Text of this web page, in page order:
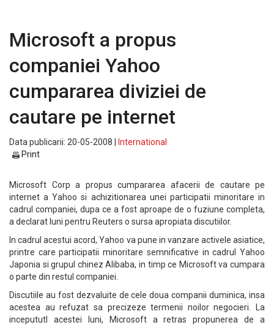
Microsoft a propus
companiei Yahoo
cumpararea diviziei de
cautare pe internet
Data publicarii: 20-05-2008 |
International
Print
Microsoft Corp a propus cumpararea afacerii de cautare pe
internet a Yahoo si achizitionarea unei participatii minoritare in
cadrul companiei, dupa ce a fost aproape de o fuziune completa,
a declarat luni pentru Reuters o sursa apropiata discutiilor.
In cadrul acestui acord, Yahoo va pune in vanzare activele asiatice,
printre care participatii minoritare semnificative in cadrul Yahoo
Japonia si grupul chinez Alibaba, in timp ce Microsoft va cumpara
o parte din restul companiei.
Discutiile au fost dezvaluite de cele doua companii duminica, insa
acestea au refuzat sa precizeze termenii noilor negocieri. La
incepututl acestei luni, Microsoft a retras propunerea de a